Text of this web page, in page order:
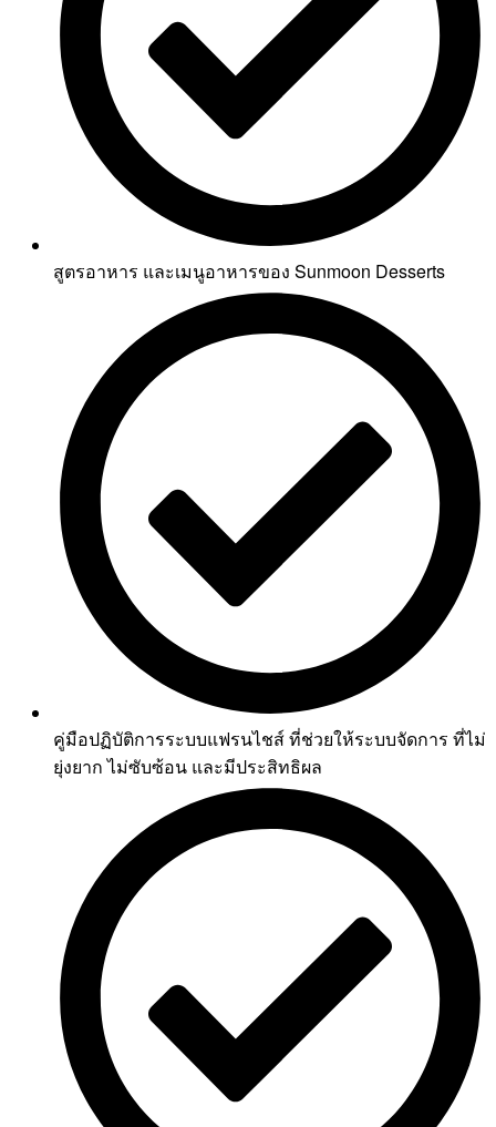
สูตรอาหาร และเมนูอาหารของ Sunmoon Desserts
คู่มือปฏิบัติการระบบแฟรนไชส์ ที่ช่วยให้ระบบจัดการ ที่ไม่
ยุ่งยาก ไม่ซับซ้อน และมีประสิทธิผล